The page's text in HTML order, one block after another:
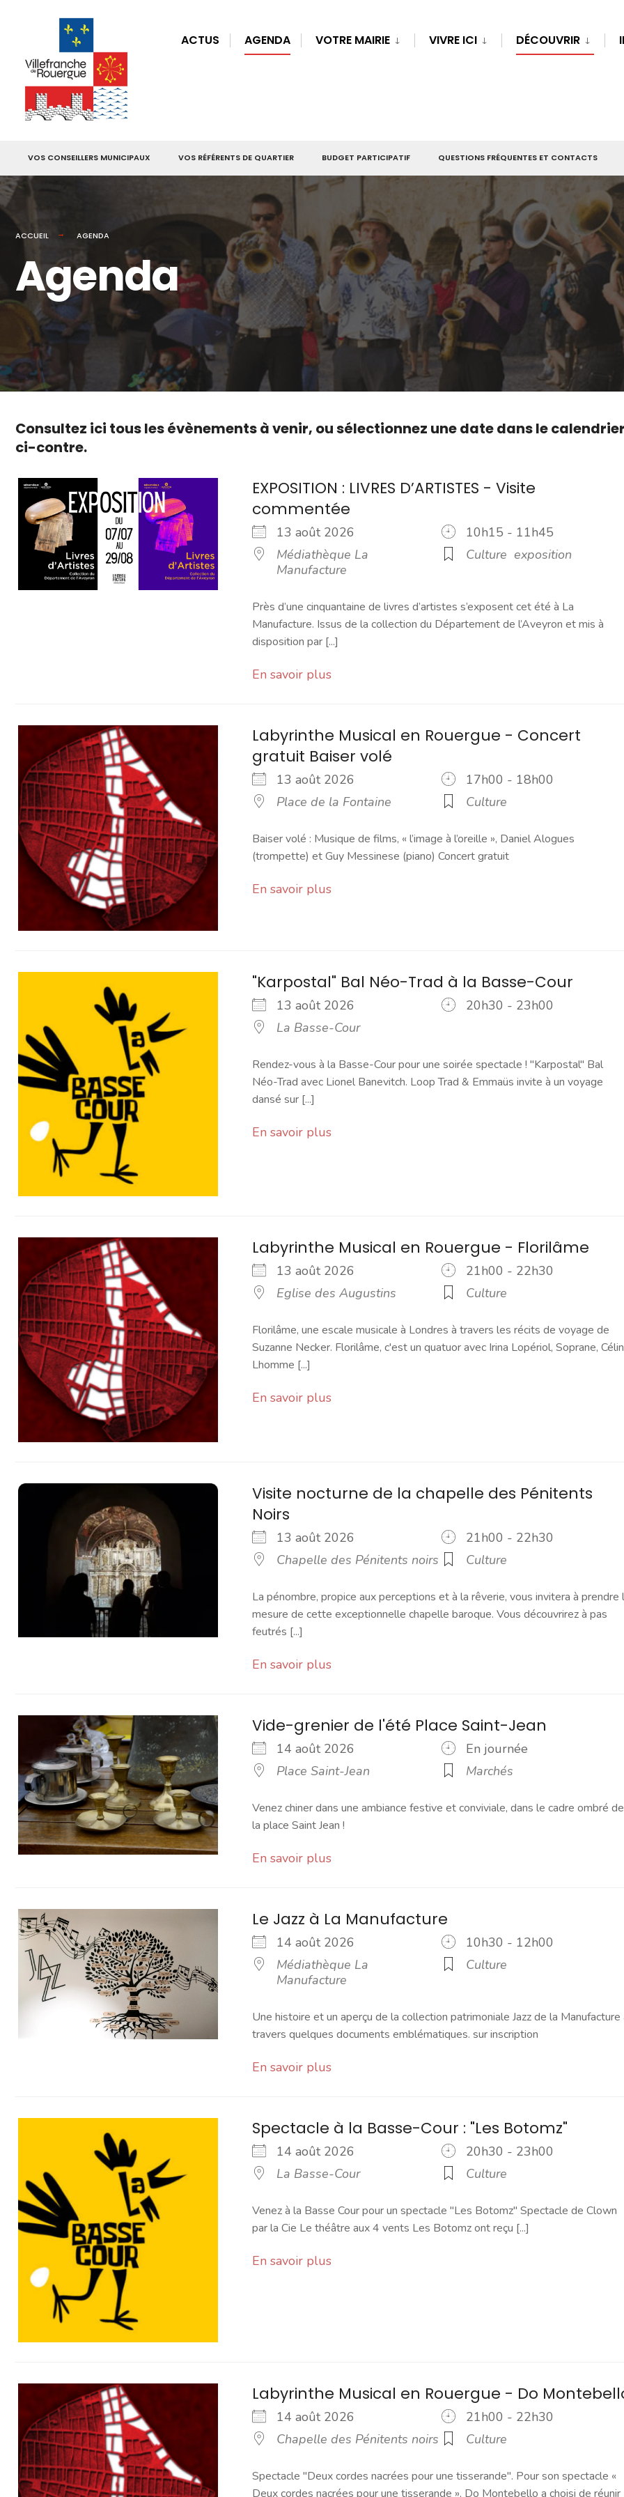
ACTUS AGENDA VOTRE MAIRIE VIVRE ICI DÉCOUVRIR
VOS CONSEILLERS MUNICIPAUX VOS RÉFÉRENTS DE QUARTIER BUDGET PARTICIPATIF QUESTIONS FRÉQUENTES ET CONTACTS
ACCUEIL AGENDA
Agenda
Consultez ici tous les évènements à venir, ou sélectionnez une date dans le
ci-contre.
EXPOSITION : LIVRES D’ARTISTES - Visite
commentée
13 août 2026
10h15 - 11h45
Médiathèque La
Manufacture
Culture exposition
Près d’une cinquantaine de livres d’artistes s’exposent cet été à La
Manufacture. Issus de la collection du Département de l’Aveyron et mis à
disposition par [...]
En savoir plus
Labyrinthe Musical en Rouergue - Concert
gratuit Baiser volé
13 août 2026
17h00 - 18h00
Place de la Fontaine
Culture
Baiser volé : Musique de films, « l’image à l’oreille », Daniel Alogues
(trompette) et Guy Messinese (piano) Concert gratuit
En savoir plus
"Karpostal" Bal Néo-Trad à la Basse-Cour
13 août 2026
20h30 - 23h00
La Basse-Cour
Rendez-vous à la Basse-Cour pour une soirée spectacle ! "Karpostal" Bal
Néo-Trad avec Lionel Banevitch. Loop Trad & Emmaüs invite à un voyage
dansé sur [...]
En savoir plus
Labyrinthe Musical en Rouergue - Florilâme
13 août 2026
21h00 - 22h30
Eglise des Augustins
Culture
Florilâme, une escale musicale à Londres à travers les récits de voyage de
Suzanne Necker. Florilâme, c'est un quatuor avec Irina Lopériol, Soprane,
Lhomme [...]
En savoir plus
Visite nocturne de la chapelle des Pénitents
Noirs
13 août 2026
21h00 - 22h30
Chapelle des Pénitents noirs
Culture
La pénombre, propice aux perceptions et à la rêverie, vous invitera à prendre
mesure de cette exceptionnelle chapelle baroque. Vous découvrirez à pas
feutrés [...]
En savoir plus
Vide-grenier de l'été Place Saint-Jean
14 août 2026
En journée
Place Saint-Jean
Marchés
Venez chiner dans une ambiance festive et conviviale, dans le cadre ombré de
la place Saint Jean !
En savoir plus
Le Jazz à La Manufacture
14 août 2026
10h30 - 12h00
Médiathèque La
Manufacture
Culture
Une histoire et un aperçu de la collection patrimoniale Jazz de la Manufacture
travers quelques documents emblématiques. sur inscription
En savoir plus
Spectacle à la Basse-Cour : "Les Botomz"
14 août 2026
20h30 - 23h00
La Basse-Cour
Culture
Venez à la Basse Cour pour un spectacle "Les Botomz" Spectacle de Clown
par la Cie Le théâtre aux 4 vents Les Botomz ont reçu [...]
En savoir plus
Labyrinthe Musical en Rouergue - Do
14 août 2026
21h00 - 22h30
Chapelle des Pénitents noirs
Culture
Spectacle "Deux cordes nacrées pour une tisserande". Pour son spectacle «
Deux cordes nacrées pour une tisserande », Do Montebello a choisi de réunir